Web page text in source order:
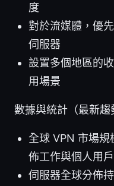
度
對於流媒體，優
伺服器
設置多個地區的
用場景
數據與統計（最新趨
全球 VPN 市場規
佈工作與個人用戶
伺服器全球分佈